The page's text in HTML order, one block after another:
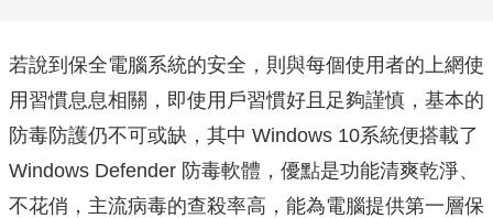
若說到保全電腦系統的安全，則與每個使用者的上網使
用習慣息息相關，即使用戶習慣好且足夠謹慎，基本的
防毒防護仍不可或缺，其中 Windows 10系統便搭載了
Windows Defender 防毒軟體，優點是功能清爽乾淨、
不花俏，主流病毒的查殺率高，能為電腦提供第一層保